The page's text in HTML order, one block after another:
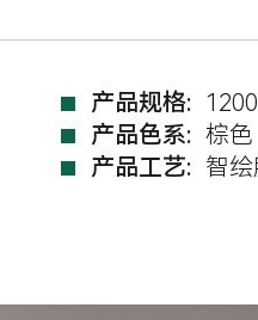
产品规格:
产品色系: 棕色
产品工艺: 智